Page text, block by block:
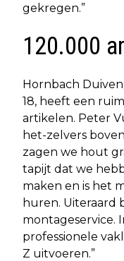
gekregen.”
120.000
Hornbach
18, heeft een
artikelen. Peter
het-zelvers
zagen we hout
tapijt dat we
maken en is het
huren. Uiteraard
montageservice.
professionele
Z uitvoeren.”